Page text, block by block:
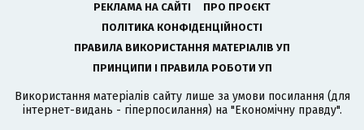
РЕКЛАМА НА САЙТІ
ПРО ПРОЄКТ
ПОЛІТИКА КОНФІДЕНЦІЙНОСТІ
ПРАВИЛА ВИКОРИСТАННЯ МАТЕРІАЛІВ УП
ПРИНЦИПИ І ПРАВИЛА РОБОТИ УП
Використання матеріалів сайту лише за умови посилання (для
інтернет-видань - гіперпосилання) на "Економічну правду".